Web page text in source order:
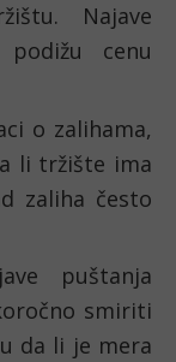
Najave
cenu
o zalihama,
li tržište ima
zaliha često
puštanja
smiriti
da li je mera